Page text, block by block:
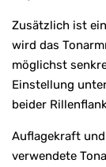
Zusätzlich ist
wird das
möglichst
Einstellung
beider
Auflagekraft
verwendete